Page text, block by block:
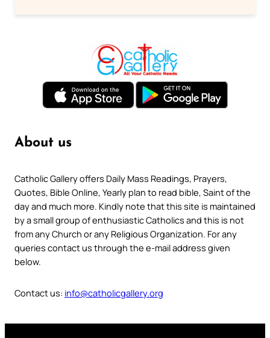
About us
Catholic Gallery offers Daily Mass Readings, Prayers,
Quotes, Bible Online, Yearly plan to read bible, Saint of the
day and much more. Kindly note that this site is maintained
by a small group of enthusiastic Catholics and this is not
from any Church or any Religious Organization. For any
queries contact us through the e-mail address given
below.
Contact us: info@catholicgallery.org